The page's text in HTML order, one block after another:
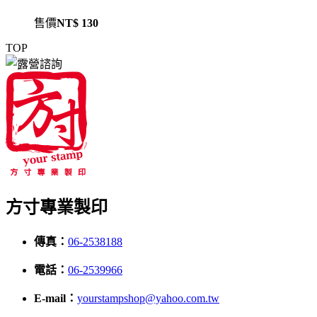
售價NT$ 130
TOP
方寸專業製印
傳真： 06-2538188
電話： 06-2539966
E-mail： yourstampshop@yahoo.com.tw